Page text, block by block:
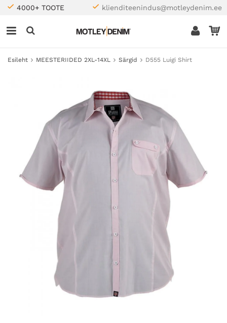
4000+ TOOTE klienditeenindus@motleydenim.ee
Esileht MEESTERIIDED 2XL-14XL Särgid D555 Luigi Shirt